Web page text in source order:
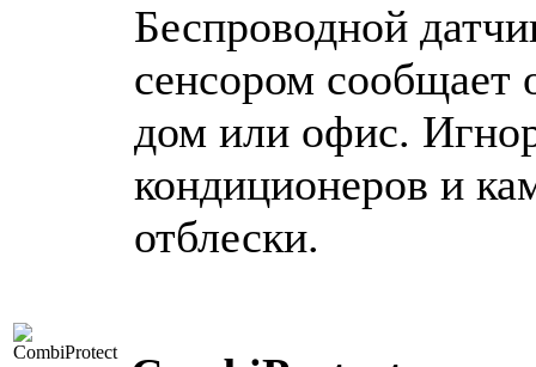
Беспроводной
сенсором сообщает
дом или офис.
кондиционеров и
отблески.